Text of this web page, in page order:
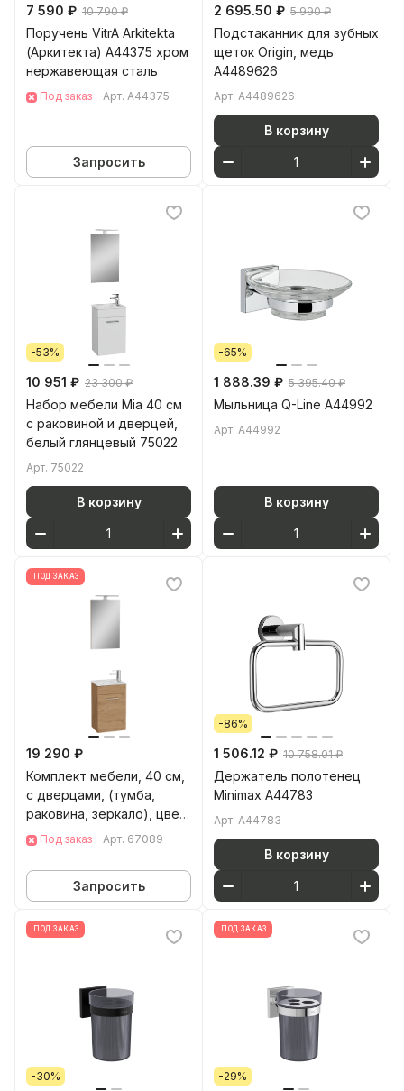
7 590 ₽ 10 790 ₽
Поручень VitrA Arkitekta
(Аркитекта) A44375 хром
нержавеющая сталь
Под заказ Арт. A44375
Запросить
2 695.50 ₽ 5 990 ₽
Подстаканник для зубных
щеток Origin, медь
A4489626
Арт. A4489626
В корзину
-53%
10 951 ₽ 23 300 ₽
Набор мебели Mia 40 см
с раковиной и дверцей,
белый глянцевый 75022
Арт. 75022
В корзину
-65%
1 888.39 ₽ 5 395.40 ₽
Мыльница Q-Line A44992
Арт. A44992
В корзину
ПОД ЗАКАЗ
19 290 ₽
Комплект мебели, 40 см,
с дверцами, (тумба,
раковина, зеркало), цвет
золотой дуб
Под заказ Арт. 67089
Запросить
-86%
1 506.12 ₽ 10 758.01 ₽
Держатель полотенец
Minimax A44783
Арт. A44783
В корзину
ПОД ЗАКАЗ
-30%
ПОД ЗАКАЗ
-29%